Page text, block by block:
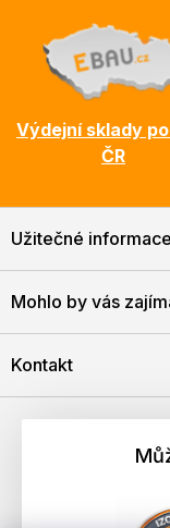
Výdejní sklady
ČR
Užitečné informace
Mohlo by vás
Kontakt